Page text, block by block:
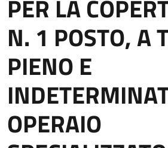
PER LA
N. 1 POSTO, A
PIENO E
OPERAIO